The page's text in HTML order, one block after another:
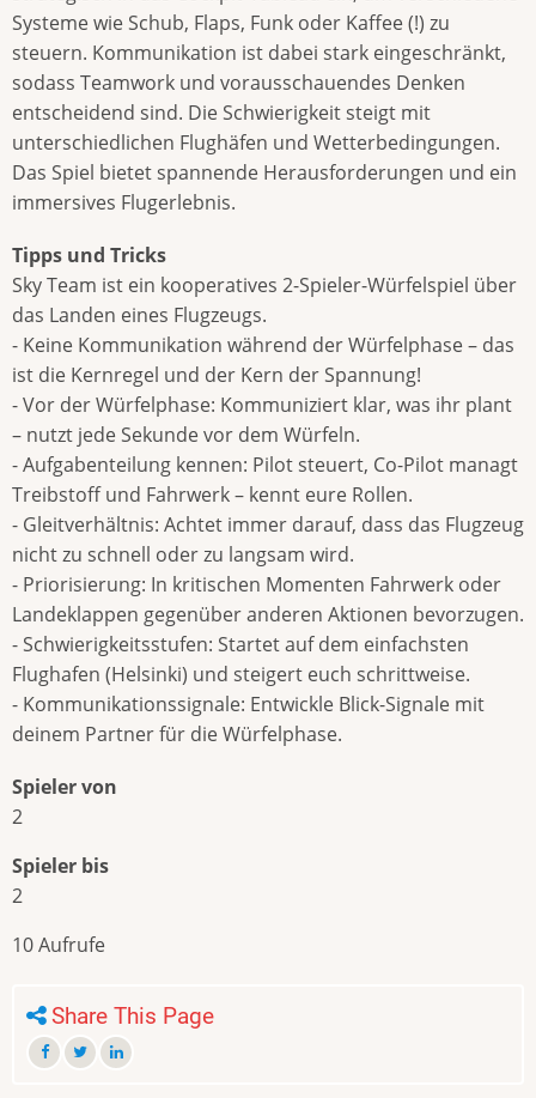
Systeme wie Schub, Flaps, Funk oder Kaffee (!) zu
steuern. Kommunikation ist dabei stark eingeschränkt,
sodass Teamwork und vorausschauendes Denken
entscheidend sind. Die Schwierigkeit steigt mit
unterschiedlichen Flughäfen und Wetterbedingungen.
Das Spiel bietet spannende Herausforderungen und ein
immersives Flugerlebnis.
Tipps und Tricks
Sky Team ist ein kooperatives 2-Spieler-Würfelspiel über
das Landen eines Flugzeugs.
- Keine Kommunikation während der Würfelphase – das
ist die Kernregel und der Kern der Spannung!
- Vor der Würfelphase: Kommuniziert klar, was ihr plant
– nutzt jede Sekunde vor dem Würfeln.
- Aufgabenteilung kennen: Pilot steuert, Co-Pilot managt
Treibstoff und Fahrwerk – kennt eure Rollen.
- Gleitverhältnis: Achtet immer darauf, dass das Flugzeug
nicht zu schnell oder zu langsam wird.
- Priorisierung: In kritischen Momenten Fahrwerk oder
Landeklappen gegenüber anderen Aktionen bevorzugen.
- Schwierigkeitsstufen: Startet auf dem einfachsten
Flughafen (Helsinki) und steigert euch schrittweise.
- Kommunikationssignale: Entwickle Blick-Signale mit
deinem Partner für die Würfelphase.
Spieler von
2
Spieler bis
2
10 Aufrufe
Share This Page